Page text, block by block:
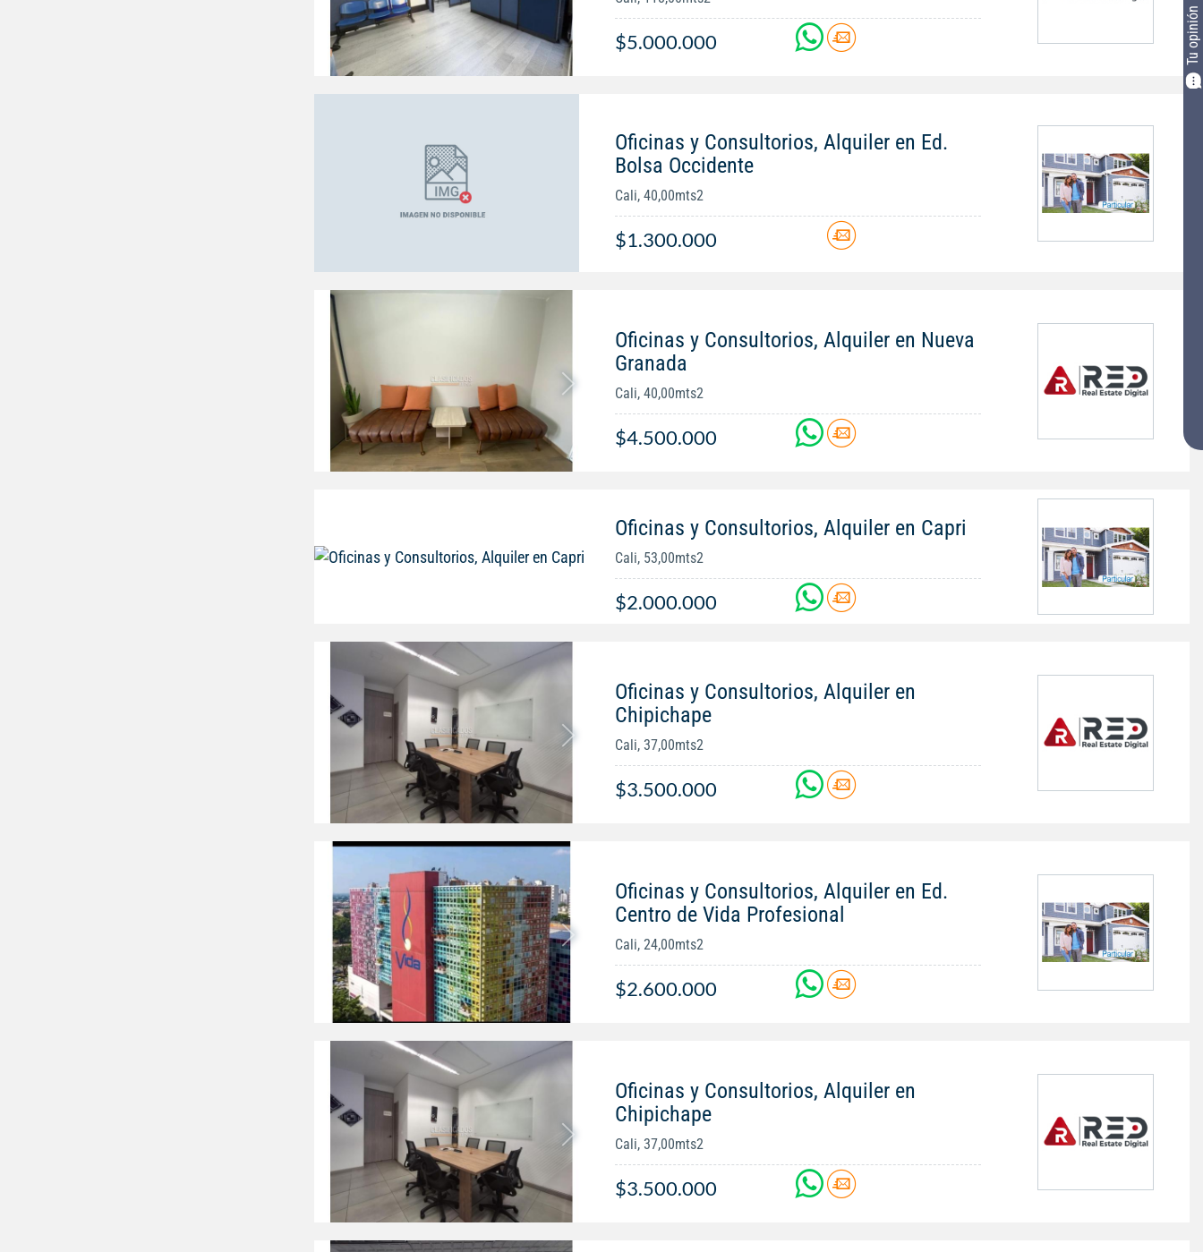
Tu opinión
$5.000.000
Oficinas y Consultorios, Alquiler en Ed.
Bolsa Occidente
Cali, 40,00mts2
$1.300.000
Oficinas y Consultorios, Alquiler en Nueva
Granada
Cali, 40,00mts2
$4.500.000
Oficinas y Consultorios, Alquiler en Capri
Cali, 53,00mts2
$2.000.000
Oficinas y Consultorios, Alquiler en
Chipichape
Cali, 37,00mts2
$3.500.000
Oficinas y Consultorios, Alquiler en Ed.
Centro de Vida Profesional
Cali, 24,00mts2
$2.600.000
Oficinas y Consultorios, Alquiler en
Chipichape
Cali, 37,00mts2
$3.500.000